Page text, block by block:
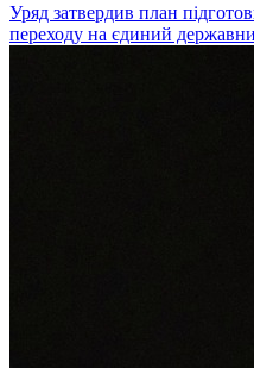
Уряд затвердив план
переходу на єдиний